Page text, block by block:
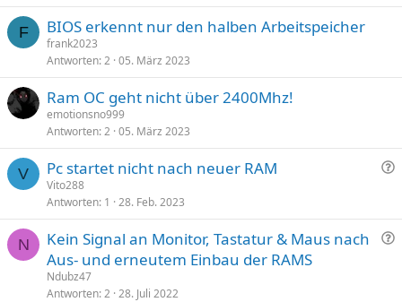
g
F BIOS erkennt nur den halben Arbeitspeicher
frank2023
Antworten 2 05. März 2023
Ram OC geht nicht über 2400Mhz!
emotionsno999
Antworten 2 05. März 2023
V
F
g
e
Pc startet nicht nach neuer RAM
Vito288
Antworten 1 28. Feb. 2023
N
F
Kein Signal an Monitor, Tastatur & Maus nach
Aus- und erneutem Einbau der RAMS
Ndubz47
Antworten 2 28. Juli 2022